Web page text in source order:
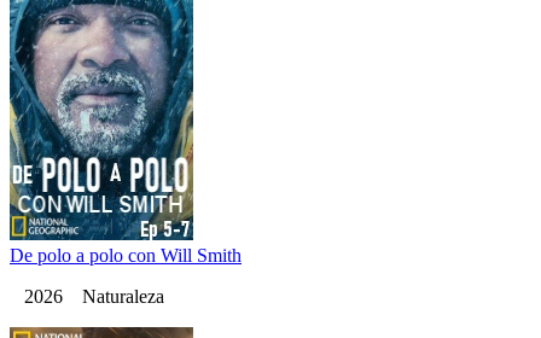
De polo a polo con Will Smith
2026 Naturaleza